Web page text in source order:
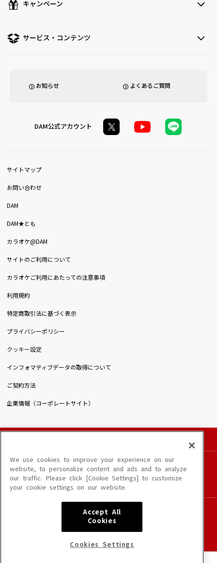
キャンペーン
サービス・コンテンツ
お知らせ よくあるご質問
DAM公式アカウント
サイトマップ
お問い合わせ
DAM
DAM★とも
カラオケ@DAM
サイトのご利用について
カラオケご利用にあたっての注意事項
利用規約
特定商取引法に基づく表示
プライバシーポリシー
クッキー設定
インフォマティブデータの取得について
ご契約方法
企業情報（コーポレートサイト）
このサイトに掲載されている一切の文章・画像・写真・動画・音声等を、手段や形態を
問わず、著作権法の定める範囲を超えて無断で複製、転載、ファイル化などすることを
禁じます。
楽曲及びコンテンツは、端末や配信状況によりご利用いただけない場合があります。
楽曲によりMYリスト保存ができない場合があります。
6602250213Y31015 6602250112Y38026 6602250240Y31015
NexTone許諾番号
ID000002945 ID000002947 ID000002937 ID000002938
We use cookies to improve your experience on our
website, to personalize content and ads and to analyze
our traffic. Please click [Cookie Settings] to customize
your cookie settings on our website.
Accept All
Cookies
Cookies Settings